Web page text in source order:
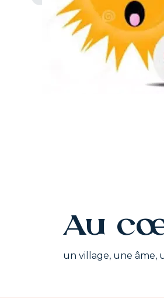
Au
un village, une âme,